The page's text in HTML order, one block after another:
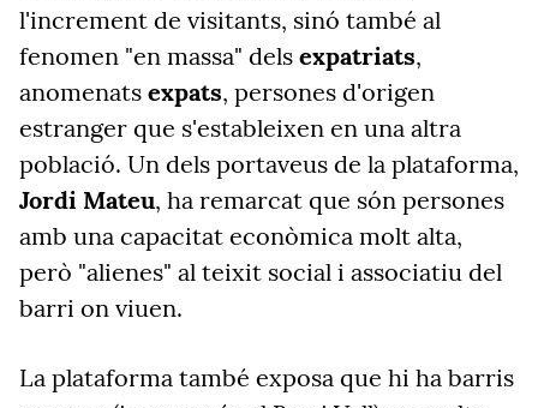
l'increment de visitants, sinó també al
fenomen "en massa" dels expatriats,
anomenats expats, persones d'origen
estranger que s'estableixen en una altra
població. Un dels portaveus de la plataforma,
Jordi Mateu, ha remarcat que són persones
amb una capacitat econòmica molt alta,
però "alienes" al teixit social i associatiu del
barri on viuen.
La plataforma també exposa que hi ha barris